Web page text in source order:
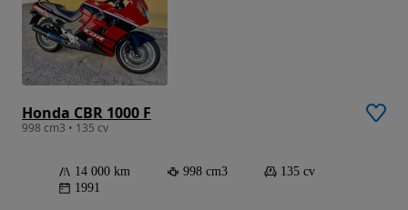
Honda CBR 1000 F
998 cm3 • 135 cv
14 000 km 998 cm3
135 cv
1991